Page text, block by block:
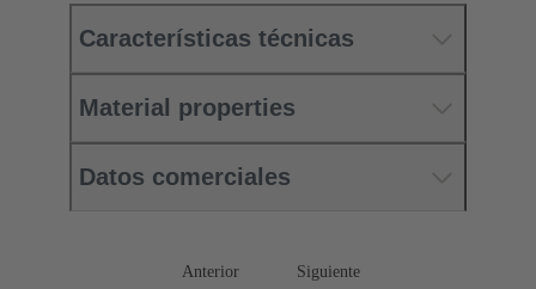
Características técnicas
Material properties
Datos comerciales
Anterior Siguiente